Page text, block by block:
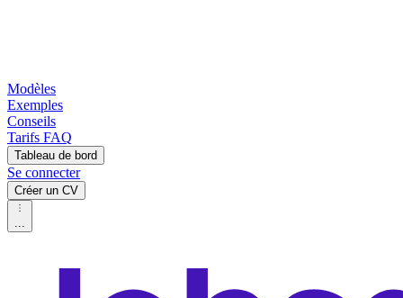
Modèles
Exemples
Conseils
Tarifs FAQ
Tableau de bord
Se connecter
Créer un CV
...